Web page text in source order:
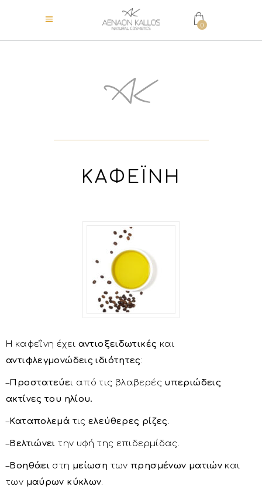
0
ΚΑΦΕΪΝΗ
Η καφεΐνη έχει αντιοξειδωτικές και
αντιφλεγμονώδεις ιδιότητες:
–Προστατεύει από τις βλαβερές υπεριώδεις
ακτίνες του ηλίου.
–Καταπολεμά τις ελεύθερες ρίζες.
–Βελτιώνει την υφή της επιδερμίδας.
–Βοηθάει στη μείωση των πρησμένων ματιών και
των μαύρων κύκλων.